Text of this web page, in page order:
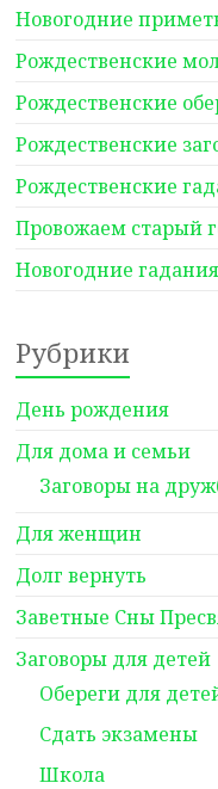
Новогодние
Рождественские
Рождественские
Рождественские
Рождественские
Провожаем старый
Новогодние гадания
Рубрики
День рождения
Для дома и семьи
Заговоры на
Для женщин
Долг вернуть
Заветные Сны
Заговоры для детей
Обереги для
Сдать экзамены
Школа